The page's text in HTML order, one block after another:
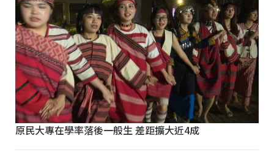
原民大專在學率落後一般生 差距擴大近4成